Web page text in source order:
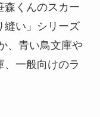
森くんのスカー
縫い」シリーズ
、青い鳥文庫や
、一般向けのラ